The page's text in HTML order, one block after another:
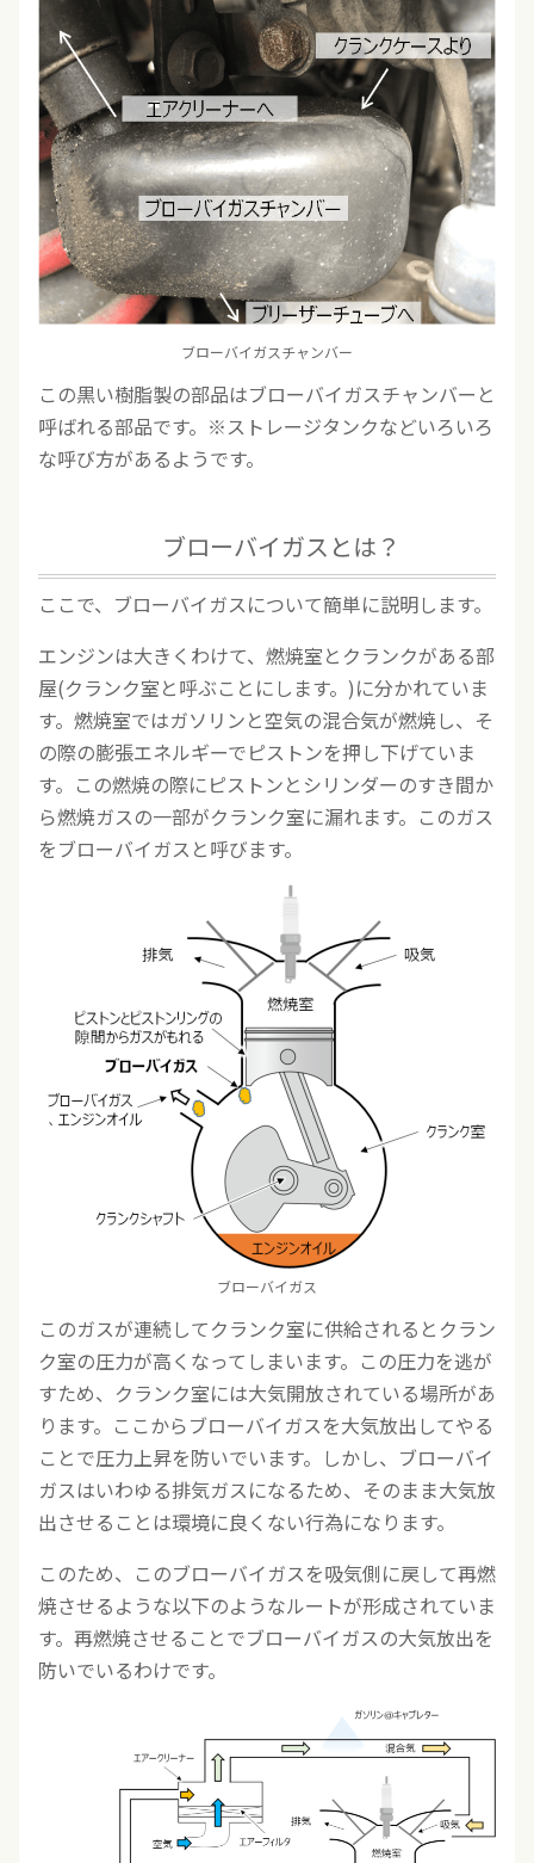
ブローバイガスチャンバー
この黒い樹脂製の部品はブローバイガスチャンバーと
呼ばれる部品です。※ストレージタンクなどいろいろ
な呼び方があるようです。
ブローバイガスとは？
ここで、ブローバイガスについて簡単に説明します。
エンジンは大きくわけて、燃焼室とクランクがある部
屋(クランク室と呼ぶことにします。)に分かれていま
す。燃焼室ではガソリンと空気の混合気が燃焼し、そ
の際の膨張エネルギーでピストンを押し下げていま
す。この燃焼の際にピストンとシリンダーのすき間か
ら燃焼ガスの一部がクランク室に漏れます。このガス
をブローバイガスと呼びます。
ブローバイガス
このガスが連続してクランク室に供給されるとクラン
ク室の圧力が高くなってしまいます。この圧力を逃が
すため、クランク室には大気開放されている場所があ
ります。ここからブローバイガスを大気放出してやる
ことで圧力上昇を防いでいます。しかし、ブローバイ
ガスはいわゆる排気ガスになるため、そのまま大気放
出させることは環境に良くない行為になります。
このため、このブローバイガスを吸気側に戻して再燃
焼させるような以下のようなルートが形成されていま
す。再燃焼させることでブローバイガスの大気放出を
防いでいるわけです。